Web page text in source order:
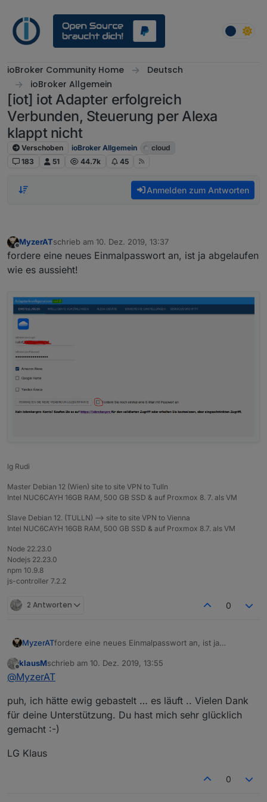
ioBroker Community Home
Deutsch
ioBroker Allgemein
[iot] iot Adapter erfolgreich
Verbunden, Steuerung per Alexa
klappt nicht
Verschoben ioBroker Allgemein
cloud
183
51 44.7k 45
Anmelden zum Antworten
Offline
MyzerATschrieb am 10. Dez. 2019, 13:37
zuletzt editiert von
fordere eine neues Einmalpasswort an, ist ja abgelaufen
wie es aussieht!
lg Rudi
Master Debian 12 (Wien) site to site VPN to Tulln
Intel NUC6CAYH 16GB RAM, 500 GB SSD & auf Proxmox 8. 7. als VM
Slave Debian 12. (TULLN) --> site to site VPN to Vienna
Intel NUC6CAYH 16GB RAM, 500 GB SSD & auf Proxmox 8.7. als VM
Node 22.23.0
Nodejs 22.23.0
npm 10.9.8
js-controller 7.2.2
2 Antworten 0
MyzerATfordere eine neues Einmalpasswort an, ist ja
Offline
klausMschrieb am 10. Dez. 2019, 13:55
zuletzt editiert von
@MyzerAT
puh, ich hätte ewig gebastelt … es läuft .. Vielen Dank
für deine Unterstützung. Du hast mich sehr glücklich
gemacht :-)
LG Klaus
0